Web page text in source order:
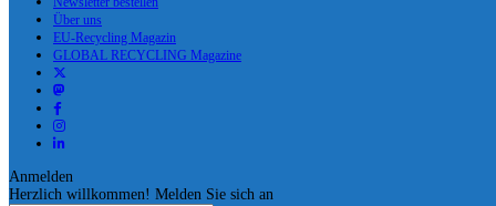
Über uns
EU-Recycling Magazin
GLOBAL RECYCLING Magazine
Anmelden
Herzlich willkommen! Melden Sie sich an